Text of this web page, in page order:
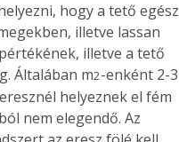
hogy a tető egész
illetve lassan
illetve a tető
Általában m2-enként 2-3
helyeznek el fém
nem elegendő. Az